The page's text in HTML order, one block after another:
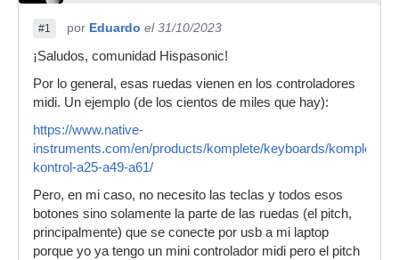
#1 por Eduardo el 31/10/2023
¡Saludos, comunidad Hispasonic!
Por lo general, esas ruedas vienen en los controladores
midi. Un ejemplo (de los cientos de miles que hay):
https://www.native-
instruments.com/en/products/komplete/keyboards/komplete-
kontrol-a25-a49-a61/
Pero, en mi caso, no necesito las teclas y todos esos
botones sino solamente la parte de las ruedas (el pitch,
principalmente) que se conecte por usb a mi laptop
porque yo ya tengo un mini controlador midi pero el pitch